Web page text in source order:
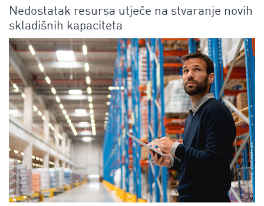
Nedostatak resursa utječe na stvaranje novih
skladišnih kapaciteta